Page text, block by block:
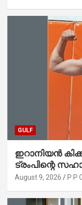
GULF
ഇറാനിയൻ
ട്രംപിന്റെ
August 9, 2026 P P